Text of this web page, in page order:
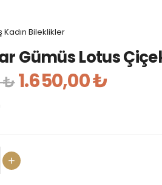
Kadın Bileklikler
Gümüs Lotus
₺1.650,00 ₺